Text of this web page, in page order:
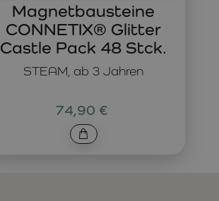
STEAM, ab 3 Jahren
Magnetbausteine
CONNETIX® Glitter
Castle Pack 48 Stck.
74,90 €